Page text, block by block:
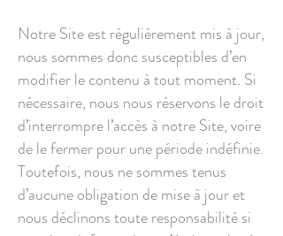
Notre Site est régulièrement mis à jour,
nous sommes donc susceptibles d’en
modifier le contenu à tout moment. Si
nécessaire, nous nous réservons le droit
d’interrompre l’accès à notre Site, voire
de le fermer pour une période indéfinie.
Toutefois, nous ne sommes tenus
d’aucune obligation de mise à jour et
nous déclinons toute responsabilité si